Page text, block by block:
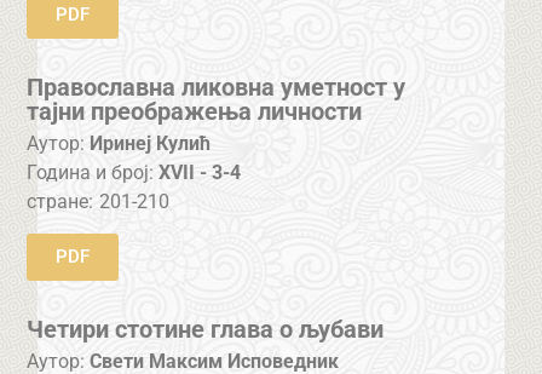
PDF
Православна ликовна уметност у
тајни преображења личности
Аутор: Иринеј Кулић
Година и број:XVII - 3-4
стране: 201-210
PDF
Четири стотине глава о љубави
Аутор: Свети Максим Исповедник